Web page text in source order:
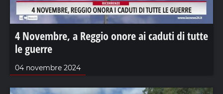
4 Novembre, a Reggio onore ai caduti di tutte
le guerre
04 novembre 2024